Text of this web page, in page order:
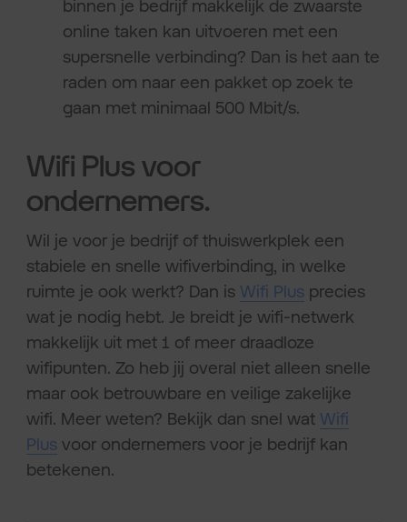
binnen je bedrijf makkelijk de zwaarste
online taken kan uitvoeren met een
supersnelle verbinding? Dan is het aan te
raden om naar een pakket op zoek te
gaan met minimaal 500 Mbit/s.
Wifi Plus voor
ondernemers.
Wil je voor je bedrijf of thuiswerkplek een
stabiele en snelle wifiverbinding, in welke
ruimte je ook werkt? Dan is Wifi Plusprecies
wat je nodig hebt. Je breidt je wifi-netwerk
makkelijk uit met 1 of meer draadloze
wifipunten. Zo heb jij overal niet alleen snelle
maar ook betrouwbare en veilige zakelijke
wifi. Meer weten? Bekijk dan snel wat Wifi
Plusvoor ondernemers voor je bedrijf kan
betekenen.